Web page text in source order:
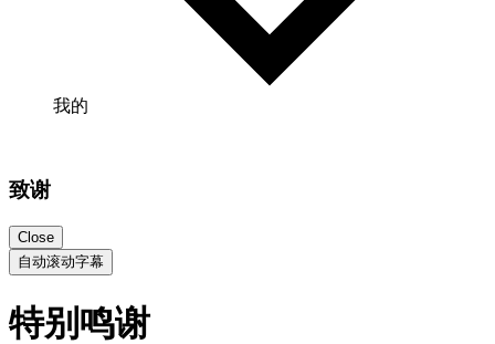
我的
致谢
Close
自动滚动字幕
特别鸣谢